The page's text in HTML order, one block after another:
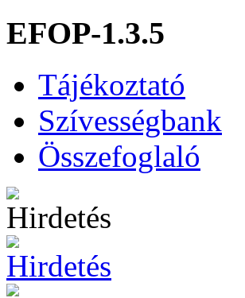
EFOP-1.3.5
Tájékoztató
Szívességbank
Összefoglaló